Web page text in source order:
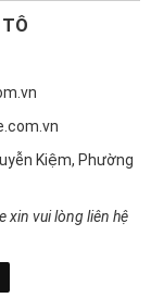
Kiệm, Phường
xin vui lòng liên hệ